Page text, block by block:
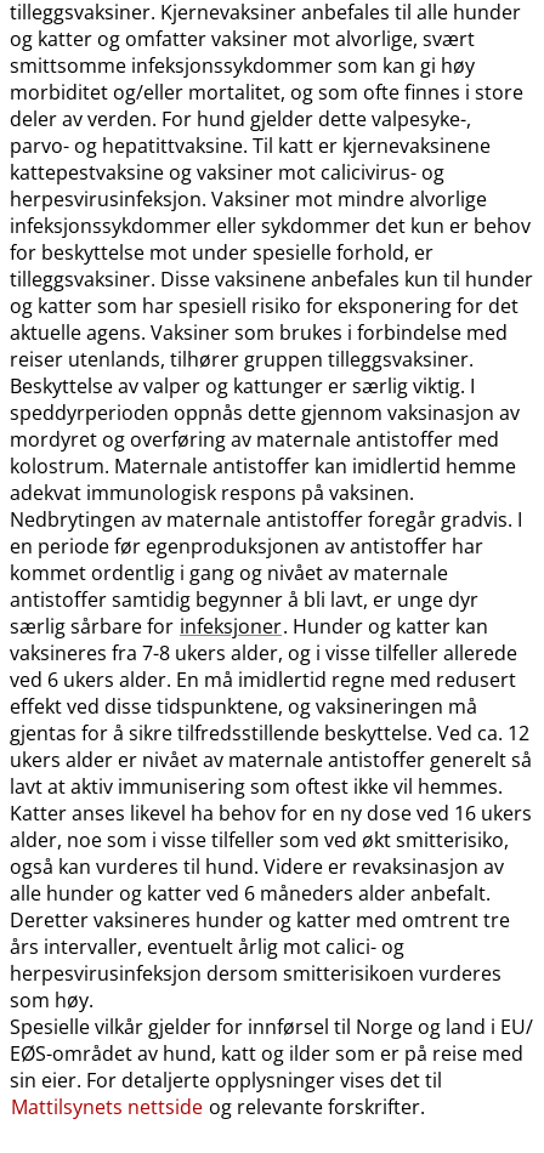
tilleggsvaksiner. Kjernevaksiner anbefales til alle hunder
og katter og omfatter vaksiner mot alvorlige, svært
smittsomme infeksjonssykdommer som kan gi høy
morbiditet og​/​eller mortalitet, og som ofte finnes i store
deler av verden. For hund gjelder dette valpesyke-,
parvo- og hepatittvaksine. Til katt er kjernevaksinene
kattepestvaksine og vaksiner mot calicivirus- og
herpesvirusinfeksjon. Vaksiner mot mindre alvorlige
infeksjonssykdommer eller sykdommer det kun er behov
for beskyttelse mot under spesielle forhold, er
tilleggsvaksiner. Disse vaksinene anbefales kun til hunder
og katter som har spesiell risiko for eksponering for det
aktuelle agens. Vaksiner som brukes i forbindelse med
reiser utenlands, tilhører gruppen tilleggsvaksiner.
Beskyttelse av valper og kattunger er særlig viktig. I
speddyrperioden oppnås dette gjennom vaksinasjon av
mordyret og overføring av maternale antistoffer med
kolostrum. Maternale antistoffer kan imidlertid hemme
adekvat immunologisk respons på vaksinen.
Nedbrytingen av maternale antistoffer foregår gradvis. I
en periode før egenproduksjonen av antistoffer har
kommet ordentlig i gang og nivået av maternale
antistoffer samtidig begynner å bli lavt, er unge dyr
særlig sårbare for infeksjoner. Hunder og katter kan
vaksineres fra 7-8 ukers alder, og i visse tilfeller allerede
ved 6 ukers alder. En må imidlertid regne med redusert
effekt ved disse tidspunktene, og vaksineringen må
gjentas for å sikre tilfredsstillende beskyttelse. Ved ca. 12
ukers alder er nivået av maternale antistoffer generelt så
lavt at aktiv immunisering som oftest ikke vil hemmes.
Katter anses likevel ha behov for en ny dose ved 16 ukers
alder, noe som i visse tilfeller som ved økt smitterisiko,
også kan vurderes til hund. Videre er revaksinasjon av
alle hunder og katter ved 6 måneders alder anbefalt.
Deretter vaksineres hunder og katter med omtrent tre
års intervaller, eventuelt årlig mot calici- og
herpesvirusinfeksjon dersom smitterisikoen vurderes
som høy.
Spesielle vilkår gjelder for innførsel til Norge og land i EU​/​
EØS-området av hund, katt og ilder som er på reise med
sin eier. For detaljerte opplysninger vises det til
Mattilsynets nettside og relevante forskrifter.